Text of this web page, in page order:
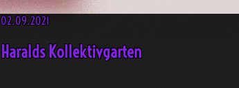
02.09.2021
Haralds Kollektivgarten